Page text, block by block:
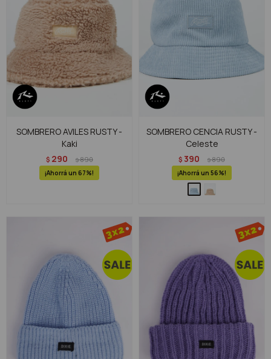
SOMBRERO AVILES RUSTY -
Kaki
$ 290 $890
67
SOMBRERO CENCIA RUSTY -
Celeste
$ 390 $890
56